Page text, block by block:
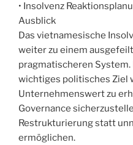
• Insolvenz
Ausblick
Das vietnamesische
weiter zu einem
pragmatischeren
wichtiges politisches Ziel
Unternehmenswert zu
Governance
Restrukturierung statt
ermöglichen.